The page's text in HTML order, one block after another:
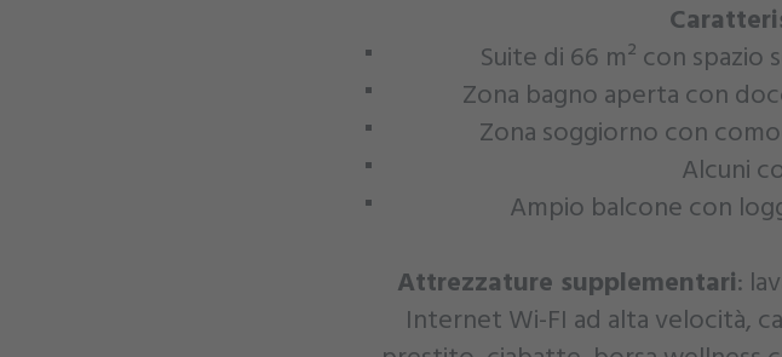
Suite di 66 m² con
Zona bagno aperta con
Zona soggiorno con
Alcuni
Ampio balcone con
Attrezzature supplementari:
Internet Wi-FI ad alta velocità,